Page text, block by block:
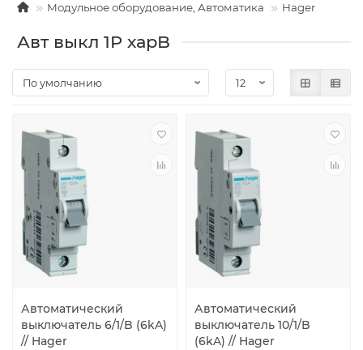
Модульное оборудование, Автоматика Hager
Авт выкл 1P харB
Автоматический
выключатель 6/1/B (6kA)
// Hager
Автоматический
выключатель 10/1/B
(6kA) // Hager